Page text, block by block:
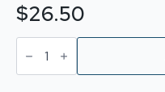
$26.50
Muffin
Doble